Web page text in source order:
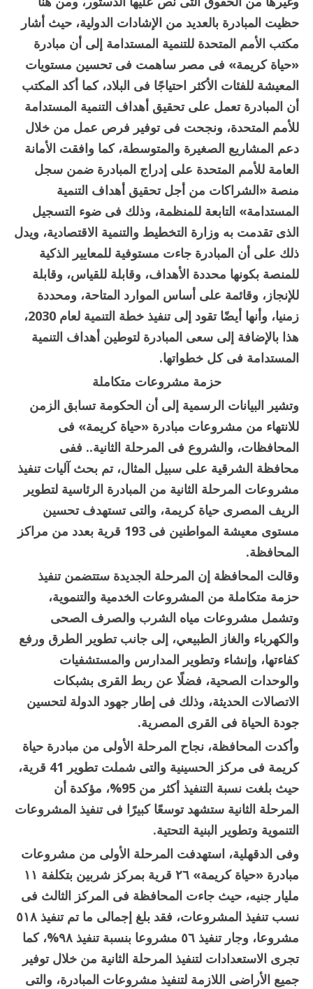
حظيت المبادرة بالعديد من الإشادات الدولية، حيث أشار
مكتب الأمم المتحدة للتنمية المستدامة إلى أن مبادرة
«حياة كريمة» فى مصر ساهمت فى تحسين مستويات
المعيشة للفئات الأكثر احتياجًا فى البلاد، كما أكد المكتب
أن المبادرة تعمل على تحقيق أهداف التنمية المستدامة
للأمم المتحدة، ونجحت فى توفير فرص عمل من خلال
دعم المشاريع الصغيرة والمتوسطة، كما وافقت الأمانة
العامة للأمم المتحدة على إدراج المبادرة ضمن سجل
منصة «الشراكات من أجل تحقيق أهداف التنمية
المستدامة» التابعة للمنظمة، وذلك فى ضوء التسجيل
الذى تقدمت به وزارة التخطيط والتنمية الاقتصادية، ويدل
ذلك على أن المبادرة جاءت مستوفية للمعايير الذكية
للمنصة بكونها محددة الأهداف، وقابلة للقياس، وقابلة
للإنجاز، وقائمة على أساس الموارد المتاحة، ومحددة
زمنيا، وأنها أيضًا تقود إلى تنفيذ خطة التنمية لعام 2030،
هذا بالإضافة إلى سعى المبادرة لتوطين أهداف التنمية
المستدامة فى كل خطواتها.
حزمة مشروعات متكاملة
وتشير البيانات الرسمية إلى أن الحكومة تسابق الزمن
للانتهاء من مشروعات مبادرة «حياة كريمة» فى
المحافظات، والشروع فى المرحلة الثانية.. ففى
محافظة الشرقية على سبيل المثال، تم بحث آليات تنفيذ
مشروعات المرحلة الثانية من المبادرة الرئاسية لتطوير
الريف المصرى حياة كريمة، والتى تستهدف تحسين
مستوى معيشة المواطنين فى 193 قرية بعدد من مراكز
المحافظة.
وقالت المحافظة إن المرحلة الجديدة ستتضمن تنفيذ
حزمة متكاملة من المشروعات الخدمية والتنموية،
وتشمل مشروعات مياه الشرب والصرف الصحى
والكهرباء والغاز الطبيعي، إلى جانب تطوير الطرق ورفع
كفاءتها، وإنشاء وتطوير المدارس والمستشفيات
والوحدات الصحية، فضلًا عن ربط القرى بشبكات
الاتصالات الحديثة، وذلك فى إطار جهود الدولة لتحسين
جودة الحياة فى القرى المصرية.
وأكدت المحافظة، نجاح المرحلة الأولى من مبادرة حياة
كريمة فى مركز الحسينية والتى شملت تطوير 41 قرية،
حيث بلغت نسبة التنفيذ أكثر من 95%، مؤكدة أن
المرحلة الثانية ستشهد توسعًا كبيرًا فى تنفيذ المشروعات
التنموية وتطوير البنية التحتية.
وفى الدقهلية، استهدفت المرحلة الأولى من مشروعات
مبادرة «حياة كريمة» ٢٦ قرية بمركز شربين بتكلفة ١١
مليار جنيه، حيث جاءت المحافظة فى المركز الثالث فى
نسب تنفيذ المشروعات، فقد بلغ إجمالى ما تم تنفيذ ٥١٨
مشروعا، وجار تنفيذ ٥٦ مشروعا بنسبة تنفيذ ٩٨%، كما
تجرى الاستعدادات لتنفيذ المرحلة الثانية من خلال توفير
جميع الأراضى اللازمة لتنفيذ مشروعات المبادرة، والتى